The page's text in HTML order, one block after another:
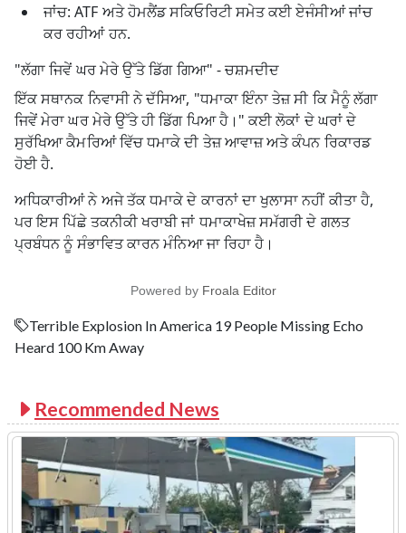
ਜਾਂਚ: ATF ਅਤੇ ਹੋਮਲੈਂਡ ਸਕਿਓਰਿਟੀ ਸਮੇਤ ਕਈ ਏਜੰਸੀਆਂ ਜਾਂਚ
ਕਰ ਰਹੀਆਂ ਹਨ.
"ਲੱਗਾ ਜਿਵੇਂ ਘਰ ਮੇਰੇ ਉੱਤੇ ਡਿੱਗ ਗਿਆ" - ਚਸ਼ਮਦੀਦ
ਇੱਕ ਸਥਾਨਕ ਨਿਵਾਸੀ ਨੇ ਦੱਸਿਆ, "ਧਮਾਕਾ ਇੰਨਾ ਤੇਜ਼ ਸੀ ਕਿ ਮੈਨੂੰ ਲੱਗਾ
ਜਿਵੇਂ ਮੇਰਾ ਘਰ ਮੇਰੇ ਉੱਤੇ ਹੀ ਡਿੱਗ ਪਿਆ ਹੈ।" ਕਈ ਲੋਕਾਂ ਦੇ ਘਰਾਂ ਦੇ
ਸੁਰੱਖਿਆ ਕੈਮਰਿਆਂ ਵਿੱਚ ਧਮਾਕੇ ਦੀ ਤੇਜ਼ ਆਵਾਜ਼ ਅਤੇ ਕੰਪਨ ਰਿਕਾਰਡ
ਹੋਈ ਹੈ.
ਅਧਿਕਾਰੀਆਂ ਨੇ ਅਜੇ ਤੱਕ ਧਮਾਕੇ ਦੇ ਕਾਰਨਾਂ ਦਾ ਖੁਲਾਸਾ ਨਹੀਂ ਕੀਤਾ ਹੈ,
ਪਰ ਇਸ ਪਿੱਛੇ ਤਕਨੀਕੀ ਖਰਾਬੀ ਜਾਂ ਧਮਾਕਾਖੇਜ਼ ਸਮੱਗਰੀ ਦੇ ਗਲਤ
ਪ੍ਰਬੰਧਨ ਨੂੰ ਸੰਭਾਵਿਤ ਕਾਰਨ ਮੰਨਿਆ ਜਾ ਰਿਹਾ ਹੈ।
Powered by Froala Editor
Terrible Explosion In America 19 People Missing Echo
Heard 100 Km Away
Recommended News